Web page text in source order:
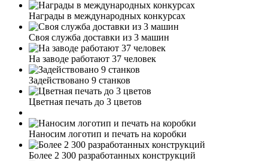
Награды в международных конкурсах
Своя служба доставки из 3 машин
На заводе работают 37 человек
Задействовано 9 станков
Цветная печать до 3 цветов
Наносим логотип и печать на коробки
Более 2 300 разработанных конструкций